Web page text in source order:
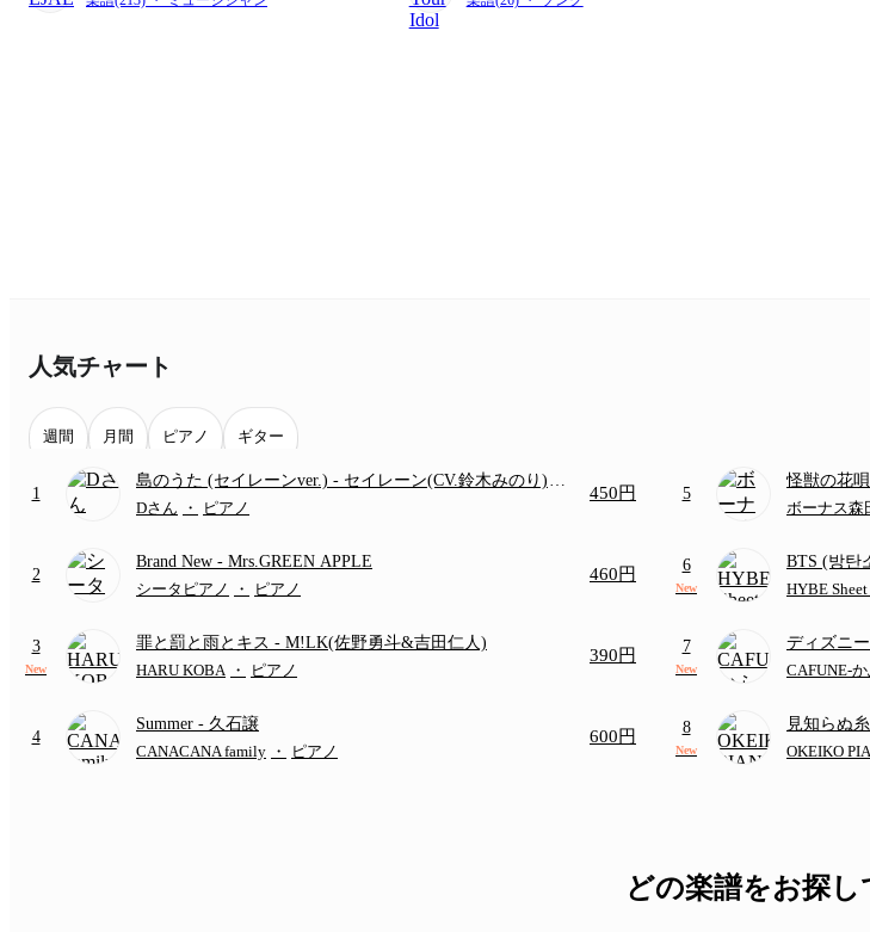
人気チャート
週間 月間 ピアノ ギター
1
島のうた (セイレーンver.) - セイレーン(CV.鈴木みのり)
(難易度:★★★★☆/歌詞・コード・ペダル付き/『映画ち
Dさん ・ ピアノ
450円
2
Brand New - Mrs.GREEN APPLE
シータピアノ
・ ピアノ
460円
3
New
罪と罰と雨とキス - M!LK(佐野勇斗&吉田仁人)
HARU KOBA
・ ピアノ
390円
4
Summer - 久石譲
CANACANA family ・ ピアノ
600円
5
怪獣の花唄
ボーナス森
6
New
BTS (방탄
HYBE
7
New
ディズニ
ディズニ
CAFUNE-
8
New
見知らぬ糸
題歌)
OKEIKO
どの楽譜をお探し